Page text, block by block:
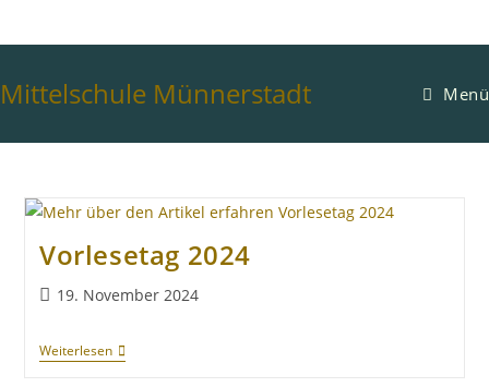
Mittelschule Münnerstadt Menü
Vorlesetag 2024
19. November 2024
Weiterlesen